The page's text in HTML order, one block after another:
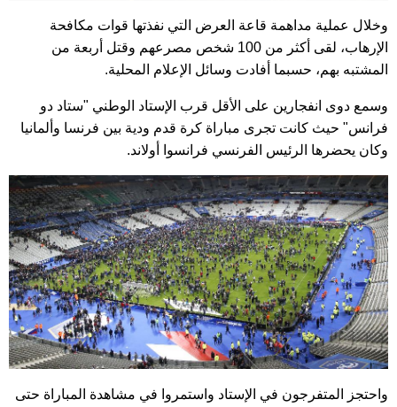
وخلال عملية مداهمة قاعة العرض التي نفذتها قوات مكافحة
الإرهاب، لقى أكثر من 100 شخص مصرعهم وقتل أربعة من
المشتبه بهم، حسبما أفادت وسائل الإعلام المحلية.
وسمع دوى انفجارين على الأقل قرب الإستاد الوطني "ستاد دو
فرانس" حيث كانت تجرى مباراة كرة قدم ودية بين فرنسا وألمانيا
وكان يحضرها الرئيس الفرنسي فرانسوا أولاند.
واحتجز المتفرجون في الإستاد واستمروا في مشاهدة المباراة حتى